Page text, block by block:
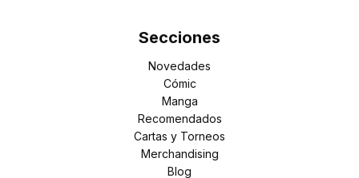
Secciones
Novedades
Cómic
Manga
Recomendados
Cartas y Torneos
Merchandising
Blog